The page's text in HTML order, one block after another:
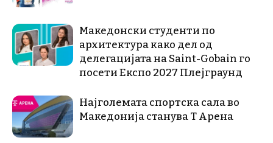
Македонски студенти по
архитектура како дел од
делегацијата на Saint-Gobain го
посети Експо 2027 Плејграунд
Најголемата спортска сала во
Македонија станува Т Арена